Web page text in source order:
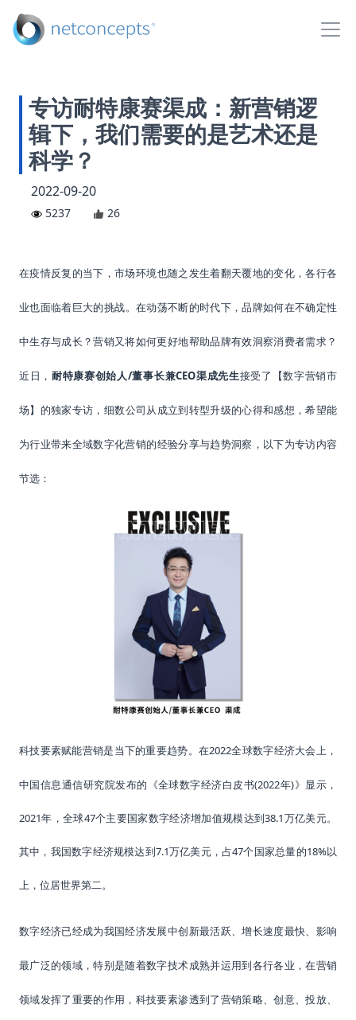
专访耐特康赛渠成：新营销逻
辑下，我们需要的是艺术还是
科学？
2022-09-20
5237 26
在疫情反复的当下 ，市场环境也随之发生着翻天覆地的变化，各行各
业也面临着 巨大的挑战。 在动荡不断的时代下，品牌如何在不确定性
中生存与成长？营销又将如何更好地帮助品牌有效洞察消费者需求 ？
近日 ，耐特康赛创始人/董事长兼CEO渠成先生接受了 【数字营销市
场 】 的独家专访 ， 细数公司从成立到 转型升级的心得和感想 ，希望能
为行业带来全域数字化营销的经验分享与趋势洞察 ， 以下为专访内容
节选 ：
科技要素赋能营销是当下的重要趋势。在2022全球数字经济大会上，
中国信息通信研究院发布的《全球数字经济白皮书(2022年)》显示，
2021年，全球47个主要国家数字经济增加值规模达到38.1万亿美元。
其中，我国数字经济规模达到7.1万亿美元，占47个国家总量的18%以
上，位居世界第二。
数字经济已经成为我国经济发展中创新最活跃、增长速度最快、影响
最广泛的领域，特别是随着数字技术成熟并运用到各行各业，在营销
领域发挥了重要的作用，科技要素渗透到了营销策略、创意、投放、